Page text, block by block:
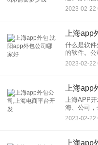
供了服务，
并带有一丝
2023-02-22
上海
什么是软
的软件。公
项目交给人
司，以降低
2023-02-22
上海
上海APP
海、公司，
一个问题是
app需要多
2023-02-22